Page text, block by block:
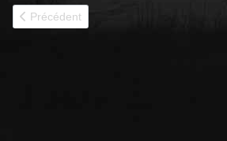
Article précédent : 30063
Précédent